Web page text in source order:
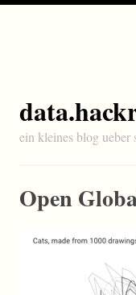
ein kleines blog ueber
Open